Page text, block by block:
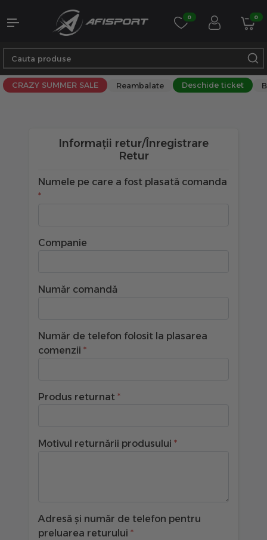
0 0
CRAZY SUMMER SALE Reambalate Deschide ticket
Informații retur/Înregistrare
Retur
Numele pe care a fost plasată comanda
Companie
Număr comandă
Număr de telefon folosit la plasarea
comenzii
Produs returnat
Motivul returnării produsului
Adresă și număr de telefon pentru
preluarea returului